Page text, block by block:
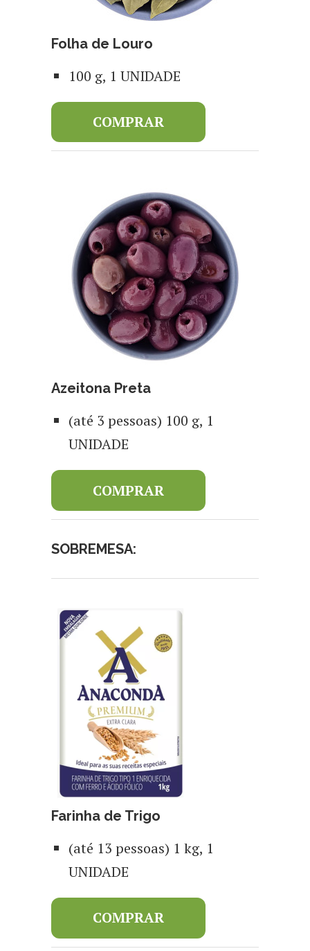
Folha de Louro
100 g, 1 UNIDADE
COMPRAR
Azeitona Preta
(até 3 pessoas) 100 g, 1
UNIDADE
COMPRAR
SOBREMESA:
Farinha de Trigo
(até 13 pessoas) 1 kg, 1
UNIDADE
COMPRAR